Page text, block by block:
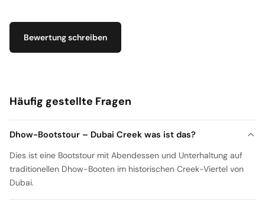
Bewertung schreiben
Häufig gestellte Fragen
Dhow-Bootstour – Dubai Creek was ist das?
Dies ist eine Bootstour mit Abendessen und Unterhaltung auf
traditionellen Dhow-Booten im historischen Creek-Viertel von
Dubai.